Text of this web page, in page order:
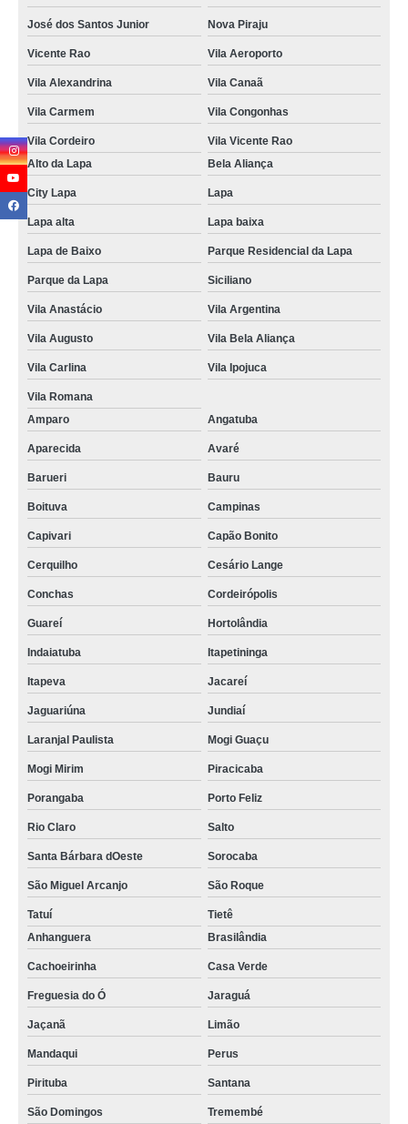
José dos Santos Junior Nova Piraju
Vicente Rao Vila Aeroporto
Vila Alexandrina Vila Canaã
Vila Carmem Vila Congonhas
Vila Cordeiro
Vila Vicente Rao
Alto da Lapa
Bela Aliança
City Lapa Lapa
Lapa alta Lapa baixa
Lapa de Baixo Parque Residencial da Lapa
Parque da Lapa Siciliano
Vila Anastácio Vila Argentina
Vila Augusto Vila Bela Aliança
Vila Carlina Vila Ipojuca
Vila Romana
Amparo
Angatuba
Aparecida Avaré
Barueri Bauru
Boituva Campinas
Capivari Capão Bonito
Cerquilho Cesário Lange
Conchas Cordeirópolis
Guareí Hortolândia
Indaiatuba Itapetininga
Itapeva Jacareí
Jaguariúna Jundiaí
Laranjal Paulista Mogi Guaçu
Mogi Mirim Piracicaba
Porangaba Porto Feliz
Rio Claro Salto
Santa Bárbara dOeste Sorocaba
São Miguel Arcanjo São Roque
Tatuí
Tietê
Anhanguera
Brasilândia
Cachoeirinha Casa Verde
Freguesia do Ó Jaraguá
Jaçanã Limão
Mandaqui Perus
Pirituba Santana
São Domingos Tremembé